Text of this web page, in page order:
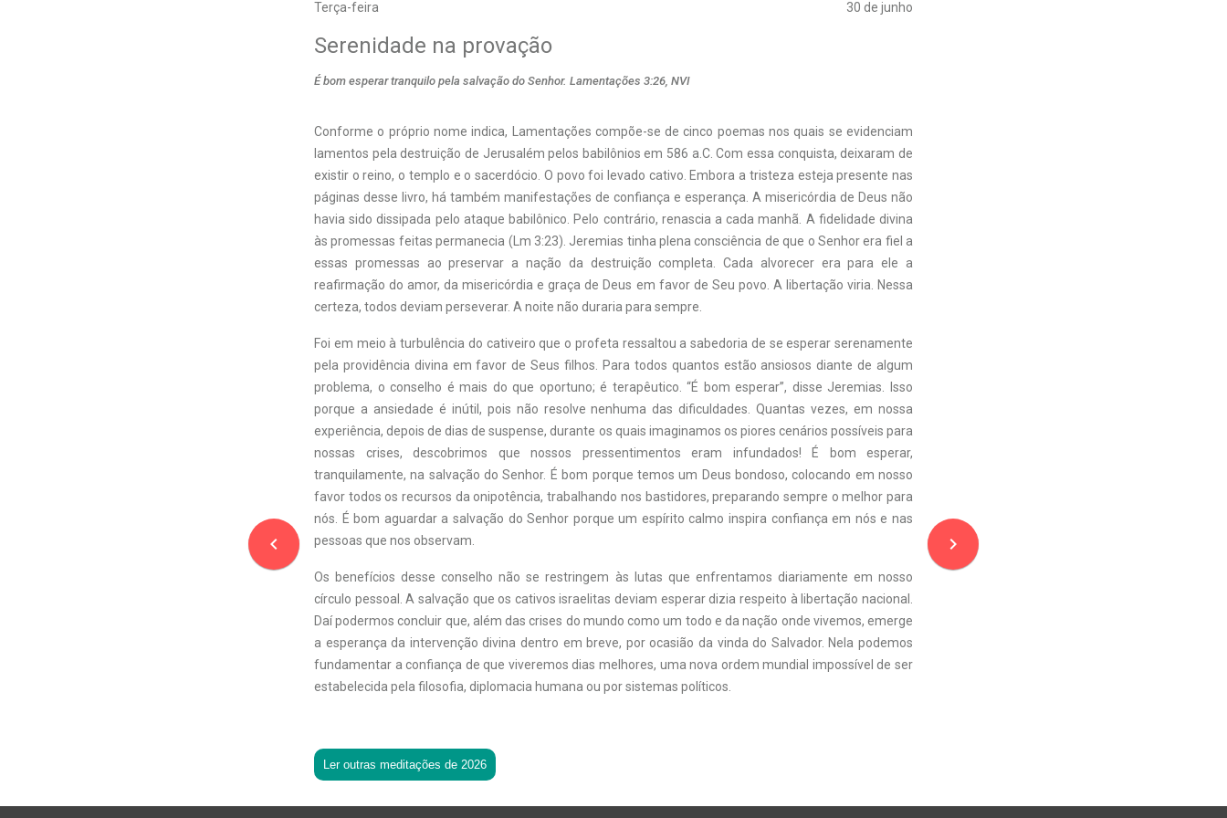
Terça-feira 30 de junho
navigate_before
Serenidade na provação
É bom esperar tranquilo pela salvação do Senhor. Lamentações 3:26, NVI
Conforme o próprio nome indica, Lamentações compõe-se de cinco poemas nos quais se evidenciam
lamentos pela destruição de Jerusalém pelos babilônios em 586 a.C. Com essa conquista, deixaram de
existir o reino, o templo e o sacerdócio. O povo foi levado cativo. Embora a tristeza esteja presente nas
páginas desse livro, há também manifestações de confiança e esperança. A misericórdia de Deus não
havia sido dissipada pelo ataque babilônico. Pelo contrário, renascia a cada manhã. A fidelidade divina
às promessas feitas permanecia (Lm 3:23). Jeremias tinha plena consciência de que o Senhor era fiel a
essas promessas ao preservar a nação da destruição completa. Cada alvorecer era para ele a
reafirmação do amor, da misericórdia e graça de Deus em favor de Seu povo. A libertação viria. Nessa
certeza, todos deviam perseverar. A noite não duraria para sempre.
Foi em meio à turbulência do cativeiro que o profeta ressaltou a sabedoria de se esperar serenamente
pela providência divina em favor de Seus filhos. Para todos quantos estão ansiosos diante de algum
problema, o conselho é mais do que oportuno; é terapêutico. “É bom esperar”, disse Jeremias. Isso
porque a ansiedade é inútil, pois não resolve nenhuma das dificuldades. Quantas vezes, em nossa
experiência, depois de dias de suspense, durante os quais imaginamos os piores cenários possíveis para
nossas crises, descobrimos que nossos pressentimentos eram infundados! É bom esperar,
tranquilamente, na salvação do Senhor. É bom porque temos um Deus bondoso, colocando em nosso
favor todos os recursos da onipotência, trabalhando nos bastidores, preparando sempre o melhor para
nós. É bom aguardar a salvação do Senhor porque um espírito calmo inspira confiança em nós e nas
pessoas que nos observam.
Os benefícios desse conselho não se restringem às lutas que enfrentamos diariamente em nosso
círculo pessoal. A salvação que os cativos israelitas deviam esperar dizia respeito à libertação nacional.
Daí podermos concluir que, além das crises do mundo como um todo e da nação onde vivemos, emerge
a esperança da intervenção divina dentro em breve, por ocasião da vinda do Salvador. Nela podemos
fundamentar a confiança de que viveremos dias melhores, uma nova ordem mundial impossível de ser
estabelecida pela filosofia, diplomacia humana ou por sistemas políticos.
Ler outras meditações de 2026
navigate_next